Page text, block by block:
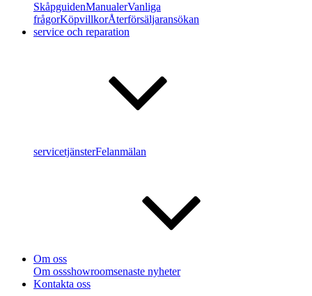
SkåpguidenManualerVanliga
frågorKöpvillkorÅterförsäljaransökan
service och reparation
servicetjänsterFelanmälan
Om oss
Om ossshowroomsenaste nyheter
Kontakta oss